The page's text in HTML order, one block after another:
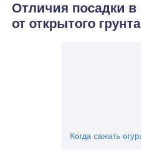
Отличия посадки в
от открытого грунта
Когда сажать